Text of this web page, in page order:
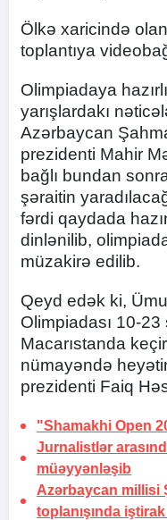
Ölkə xaricində
toplantıya
Olimpiadaya
yarışlardakı
Azərbaycan
prezidenti Mahir
bağlı bundan
şəraitin
fərdi qaydada
dinlənilib,
müzakirə edilib.
Qeyd edək ki,
Olimpiadası 10-
Macarıstanda
nümayəndə
prezidenti Faiq
"Shamakhi Open
Jurnalistlər
müəyyənləşib
Azərbaycan millisi
toplanışında